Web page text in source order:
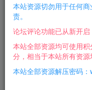
增加背包全开
加一个开区网站
本站资源切勿用于任何
责。
论坛评论功能已从新开启
本站全部资源均可使用
分，相当于本站所有资源
本站全部资源解压密码